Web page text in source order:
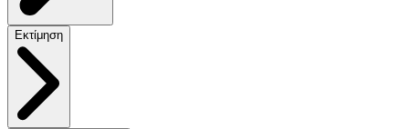
Εκτίμηση